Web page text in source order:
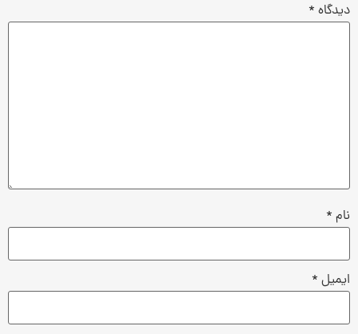
دیدگاه *
نام *
ایمیل *